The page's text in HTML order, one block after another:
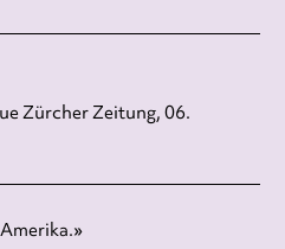
Zürcher Zeitung, 06.